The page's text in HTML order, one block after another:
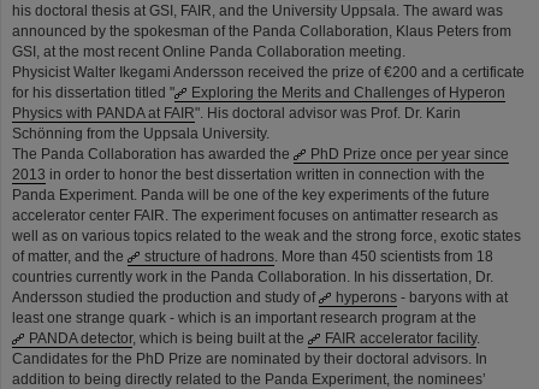
his doctoral thesis at GSI, FAIR, and the University Uppsala. The award was
announced by the spokesman of the Panda Collaboration, Klaus Peters from
GSI, at the most recent Online Panda Collaboration meeting.
Physicist Walter Ikegami Andersson received the prize of €200 and a certificate
for his dissertation titled "
Exploring the Merits and Challenges of Hyperon
Physics with PANDA at FAIR". His doctoral advisor was Prof. Dr. Karin
Schönning from the Uppsala University.
The Panda Collaboration has awarded the
PhD Prize once per year since
2013 in order to honor the best dissertation written in connection with the
Panda Experiment. Panda will be one of the key experiments of the future
accelerator center FAIR. The experiment focuses on antimatter research as
well as on various topics related to the weak and the strong force, exotic states
of matter, and the
structure of hadrons. More than 450 scientists from 18
countries currently work in the Panda Collaboration. In his dissertation, Dr.
Andersson studied the production and study of
hyperons - baryons with at
least one strange quark - which is an important research program at the
PANDA detector, which is being built at the FAIR accelerator facility.
Candidates for the PhD Prize are nominated by their doctoral advisors. In
addition to being directly related to the Panda Experiment, the nominees’